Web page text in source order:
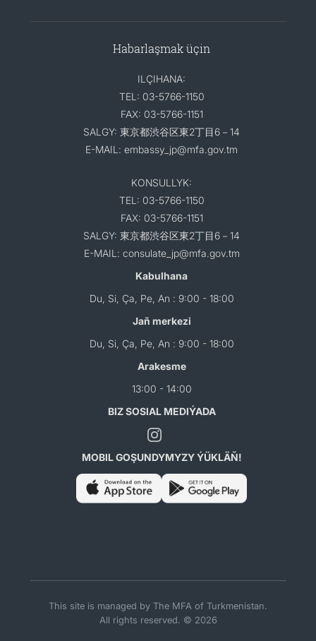
Habarlaşmak üçin
ILÇIHANA:
TEL: 03-5766-1150
FAX: 03-5766-1151
SALGY: 東京都渋谷区東2丁目6－14
E-MAIL: embassy_jp@mfa.gov.tm
KONSULLYK:
TEL: 03-5766-1150
FAX: 03-5766-1151
SALGY: 東京都渋谷区東2丁目6－14
E-MAIL: consulate_jp@mfa.gov.tm
Kabulhana
Du, Si, Ça, Pe, An : 9:00 - 18:00
Jaň merkezi
Du, Si, Ça, Pe, An : 9:00 - 18:00
Arakesme
13:00 - 14:00
BIZ SOSIAL MEDIÝADA
MOBIL GOŞUNDYMYZY ÝÜKLÄŇ!
This site is managed by The MFA of Turkmenistan.
All rights reserved. © 2026